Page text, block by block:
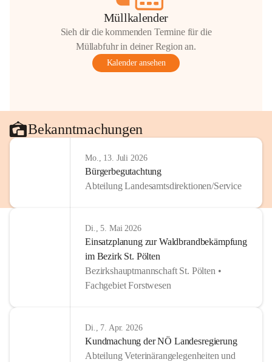
Müllkalender
Sieh dir die kommenden Termine für die
Müllabfuhr in deiner Region an.
Kalender ansehen
Bekanntmachungen
Mo., 13. Juli 2026
Bürgerbegutachtung
Abteilung Landesamtsdirektionen/Service
Di., 5. Mai 2026
Einsatzplanung zur Waldbrandbekämpfung
im Bezirk St. Pölten
Bezirkshauptmannschaft St. Pölten •
Fachgebiet Forstwesen
Di., 7. Apr. 2026
Kundmachung der NÖ Landesregierung
Abteilung Veterinärangelegenheiten und